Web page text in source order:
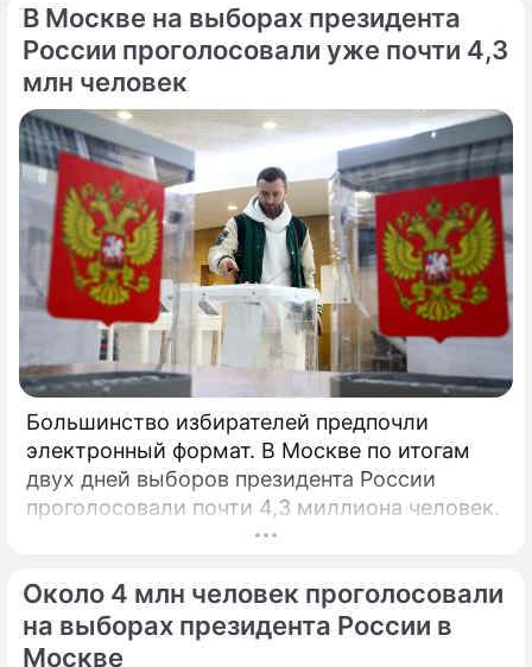
В Москве на выборах президента
России проголосовали уже почти 4,3
млн человек
Большинство избирателей предпочли
электронный формат. В Москве по итогам
двух дней выборов президента России
проголосовали почти 4,3 миллиона человек.
Около 4 млн человек проголосовали
на выборах президента России в
Москве